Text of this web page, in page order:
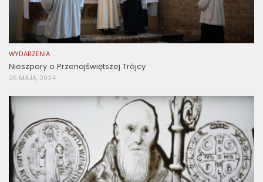
WYDARZENIA
Nieszpory o Przenajświętszej Trójcy
25 MAJA, 2024